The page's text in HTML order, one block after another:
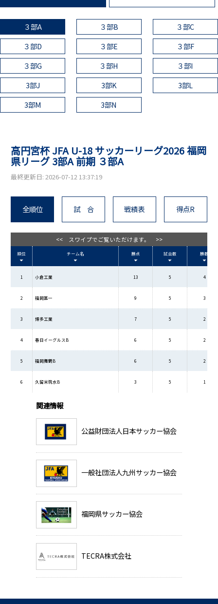
３部A ３部B
３部C
３部D
３部E
３部F
３部G
３部H
３部I
3部J
3部K
3部L
3部M
3部N
高円宮杯 JFA U-18 サッカーリーグ2026 福岡
県リーグ 3部A 前期 ３部A
最終更新日: 2026-07-12 13:37:19
全順位 試 合 戦績表 得点R
<< スワイプでご覧いただけます。 >>
順位 チーム名 勝点 試合数 勝数
1 小倉工業 13 5 4
2 福岡第一 9 5 3
3 博多工業 7 5 2
4 春日イーグルスB 6 5 2
5 福岡舞鶴B 6 5 2
6 久留米筑水B 3 5 1
関連情報
公益財団法人日本サッカー協会
一般社団法人九州サッカー協会
福岡県サッカー協会
TECRA株式会社